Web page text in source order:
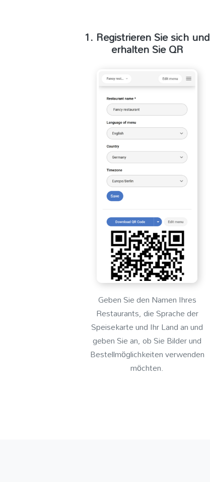
1. Registrieren Sie sich und
erhalten Sie QR
Geben Sie den Namen Ihres
Restaurants, die Sprache der
Speisekarte und Ihr Land an und
geben Sie an, ob Sie Bilder und
Bestellmöglichkeiten verwenden
möchten.